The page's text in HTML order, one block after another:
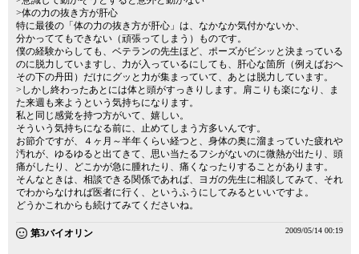
>体の力の抜き方が肝心
特に最後の「体の力の抜き方が肝心」は、なかなか気付かないか、
分かっててもできない（頑張ってしまう）ものです。
僕の経験からしても、ベテランの先生ほど、ポーズがビシッと決まっている
のに脱力していますし、力が入っているにしても、肝心な箇所（例えばおへ
その下の丹田）だけにグッと力が集まっていて、あとは脱力しています。
>しかし終わったあとには体と頭がすっきりします。肩こりも楽になり、ま
た来週も来ようという気持ちになります。
私と同じ感覚を持つ方がいて、嬉しい。
そういう気持ちになる前に、止めてしまう方多いんです。
お節介ですが、４ヶ月～半年くらい経つと、身体の奥に溜まっていた疲れや
汚れが、ゆるゆると出てきて、思い当たるフシがないのに微熱が出たり、頭
痛がしたり、どこかが急に腫れたり、痛くなったりすることがあります。
そんなときは、相談できる関係であれば、ヨガの先生に相談してみて、それ
でわからなければ医者に行く、というふうにしてみるといいですよ。
どうかこれからも続けてみてくださいね。
第3バイオリン 2009/05/14 00:19